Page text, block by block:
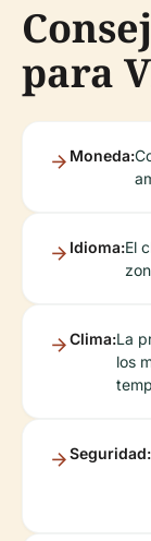
para
Moneda:
Idioma:El
Clima:La
los
Seguridad: